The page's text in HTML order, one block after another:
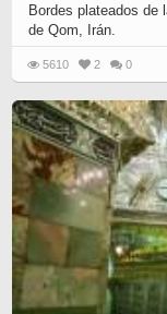
Bordes plateados de
de Qom, Irán.
5610 2 0